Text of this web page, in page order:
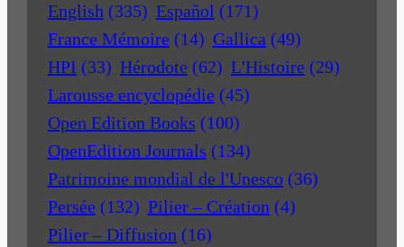
English (335) Español (171)
France Mémoire (14) Gallica (49)
HPI (33) Hérodote (62) L'Histoire (29)
Larousse encyclopédie (45)
Open Edition Books (100)
OpenEdition Journals (134)
Patrimoine mondial de l'Unesco (36)
Persée (132) Pilier – Création (4)
Pilier – Diffusion (16)